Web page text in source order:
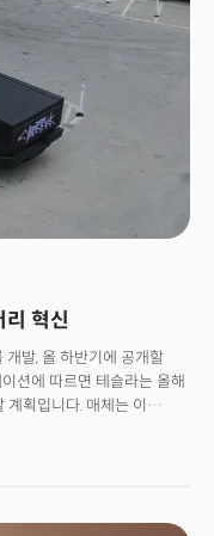
이 DOGE의 효율화 작업을
자금 지출도 "앞으로는 훨씬
론 인터뷰는 일종의 퇴직
논란 속에 묻힌
도로 풀이됩니다.
혁신
발, 올 하반기에 공개할
션에 따르면 테슬라는 올해
획입니다. 매체는 이
운 방식의 배터리를
한국을 비롯해 미국, 중국 등